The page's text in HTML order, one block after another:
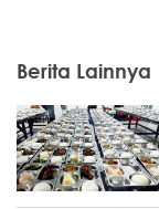
Berita Lainnya